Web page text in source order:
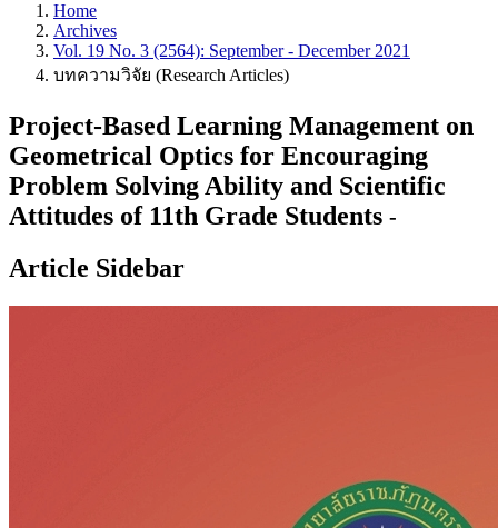
Home
Archives
Vol. 19 No. 3 (2564): September - December 2021
บทความวิจัย (Research Articles)
Project-Based Learning Management on
Geometrical Optics for Encouraging
Problem Solving Ability and Scientific
Attitudes of 11th Grade Students -
Article Sidebar